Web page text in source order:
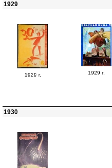
1929
1929 г. 1929 г.
1930